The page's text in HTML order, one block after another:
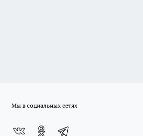
Мы в социальных сетях